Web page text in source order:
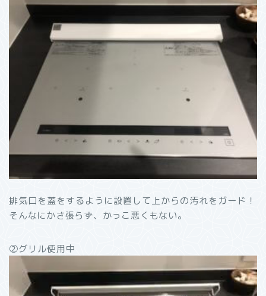
排気口を蓋をするように設置して上からの汚れをガード！
そんなにかさ張らず、かっこ悪くもない。
②グリル使用中